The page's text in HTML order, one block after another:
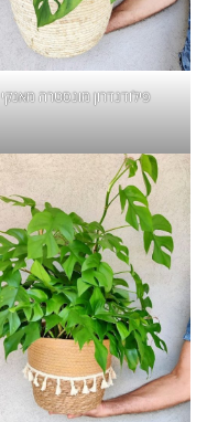
פילודנדרון מונסטרה מאנקי